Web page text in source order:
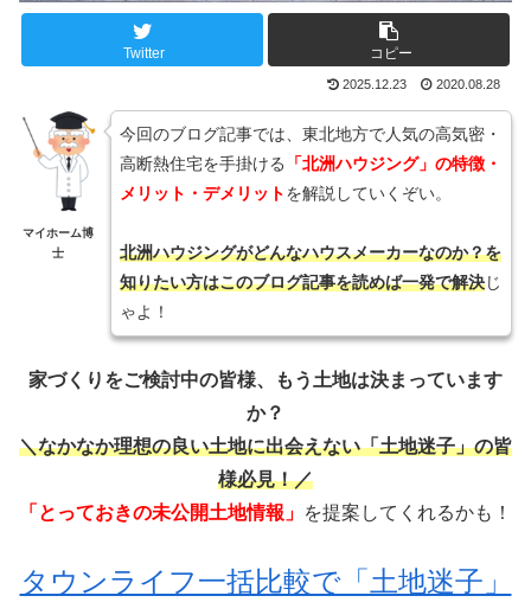
Twitter コピー
2025.12.23 2020.08.28
マイホーム博
士
今回のブログ記事では、東北地方で人気の高気密・
高断熱住宅を手掛ける 「北洲ハウジング」の特徴・
メリット・デメリットを解説していくぞい。
北洲ハウジングがどんなハウスメーカーなのか？を
知りたい方はこのブログ記事を読めば一発で解決じ
ゃよ！
家づくりをご検討中の皆様、もう土地は決まっています
か？
＼なかなか理想の良い土地に出会えない「土地迷子」の皆
様必見！／
「とっておきの未公開土地情報」 を提案してくれるかも！
タウンライフ一括比較で「土地迷子」